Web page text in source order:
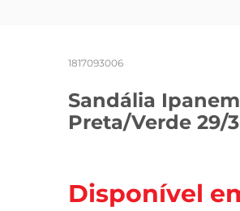
1817093006
Sandália
Preta/Verde 29/
Disponível